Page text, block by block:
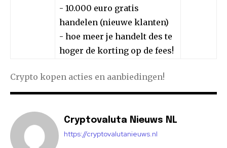
- 10.000 euro gratis
handelen (nieuwe klanten)
- hoe meer je handelt des te
hoger de korting op de fees!
Crypto kopen acties en aanbiedingen!
Cryptovaluta Nieuws NL
https://cryptovalutanieuws.nl